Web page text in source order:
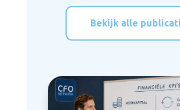
Bekijk alle